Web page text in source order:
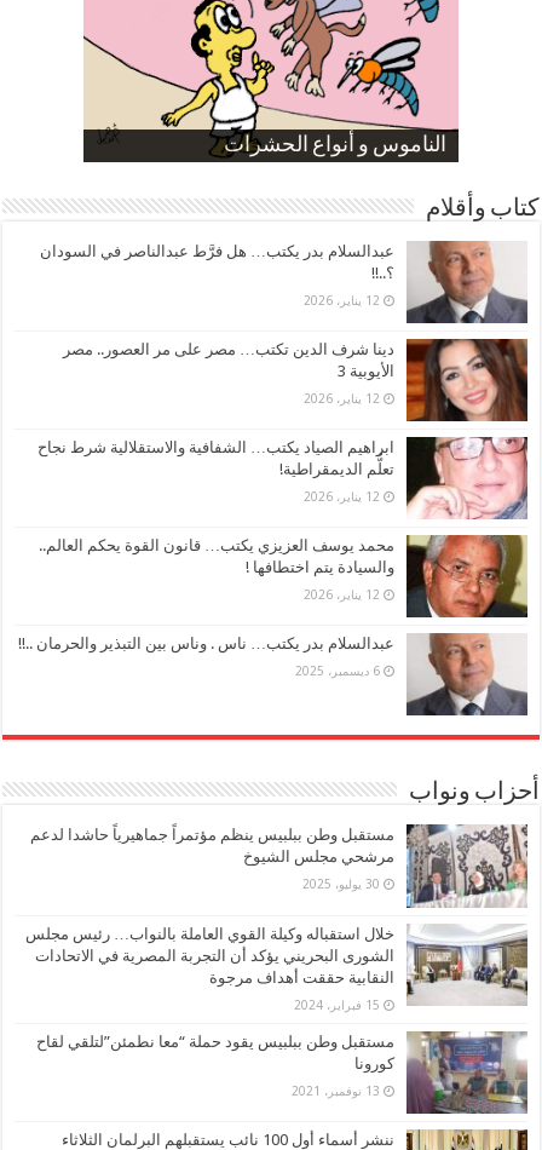
الناموس و أنواع الحشرات
الموظفين بعد ارتفاع الأسعار
ارتفاع نسبة الطلاق في مصر
صورة كاركاتيرية
صورة كاركاتيرية
كتاب وأقلام
عبدالسلام بدر يكتب… هل فرَّط عبدالناصر في السودان
؟..!!
12 يناير، 2026
دينا شرف الدين تكتب… مصر على مر العصور.. مصر
الأيوبية 3
12 يناير، 2026
ابراهيم الصياد يكتب… الشفافية والاستقلالية شرط نجاح
تعلُّم الديمقراطية!
12 يناير، 2026
محمد يوسف العزيزي يكتب… قانون القوة يحكم العالم..
والسيادة يتم اختطافها !
12 يناير، 2026
عبدالسلام بدر يكتب… ناس . وناس بين التبذير والحرمان ..!!
6 ديسمبر، 2025
أحزاب ونواب
مستقبل وطن ببلبيس ينظم مؤتمراً جماهيرياً حاشدا لدعم
مرشحي مجلس الشيوخ
30 يوليو، 2025
خلال استقباله وكيلة القوي العاملة بالنواب… رئيس مجلس
الشورى البحريني يؤكد أن التجربة المصرية في الاتحادات
النقابية حققت أهداف مرجوة
15 فبراير، 2024
مستقبل وطن ببلبيس يقود حملة “معا نطمئن”لتلقي لقاح
كورونا
13 نوفمبر، 2021
ننشر أسماء أول 100 نائب يستقبلهم البرلمان الثلاثاء